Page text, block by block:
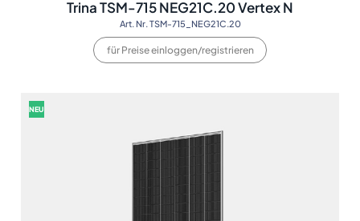
Trina TSM-715 NEG21C.20 Vertex N
Art. Nr. TSM-715_NEG21C.20
für Preise einloggen/registrieren
NEU